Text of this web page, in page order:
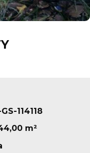
114118
m²